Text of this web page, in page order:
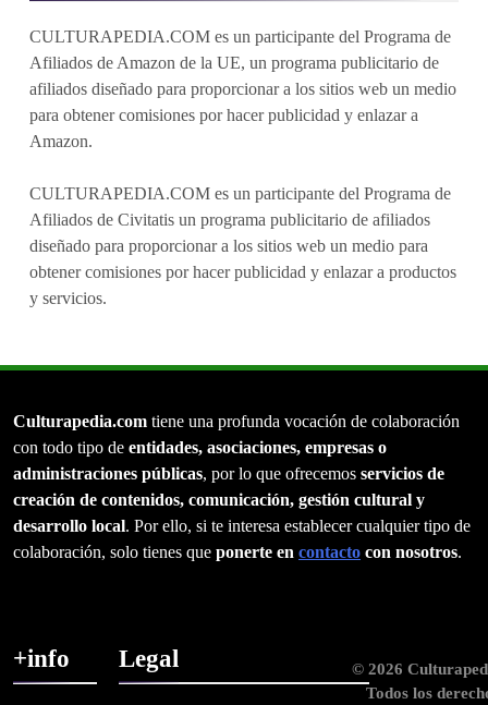
CULTURAPEDIA.COM es un participante del Programa de
Afiliados de Amazon de la UE, un programa publicitario de
afiliados diseñado para proporcionar a los sitios web un medio
para obtener comisiones por hacer publicidad y enlazar a
Amazon.
CULTURAPEDIA.COM es un participante del Programa de
Afiliados de Civitatis un programa publicitario de afiliados
diseñado para proporcionar a los sitios web un medio para
obtener comisiones por hacer publicidad y enlazar a productos
y servicios.
Culturapedia.com tiene una profunda vocación de colaboración
con todo tipo de entidades, asociaciones, empresas o
administraciones públicas, por lo que ofrecemos servicios de
creación de contenidos, comunicación, gestión cultural y
desarrollo local. Por ello, si te interesa establecer cualquier tipo de
colaboración, solo tienes que ponerte en contacto con nosotros.
+info Legal
© 2026
Todos los